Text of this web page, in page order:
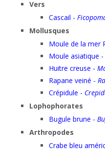
Vers
Cascail -
Mollusques
Moule de la mer
Moule asiatique -
Huitre creuse -
Rapane veiné -
Crépidule -
Lophophorates
Bugule brune -
Arthropodes
Crabe bleu